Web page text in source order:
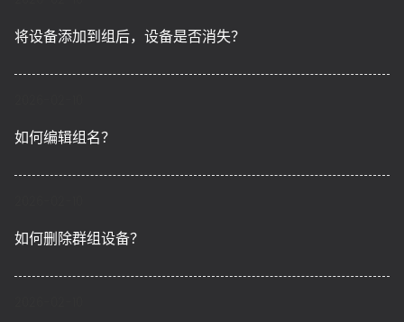
将设备添加到组后，设备是否消失？
如何编辑组名？
如何删除群组设备？